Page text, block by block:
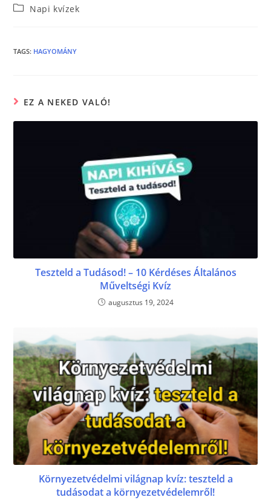
c
b
o
k
itt
er
Napi kvízek
TAGS: HAGYOMÁNY
EZ A NEKED VALÓ!
Teszteld a Tudásod! – 10 Kérdéses Általános
Műveltségi Kvíz
augusztus 19, 2024
Környezetvédelmi világnap kvíz: teszteld a
tudásodat a környezetvédelemről!